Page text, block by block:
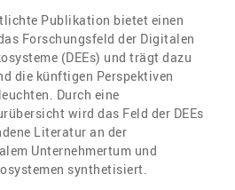
Publikation bietet einen
Forschungsfeld der Digitalen
(DEEs) und trägt dazu
die künftigen Perspektiven
Durch eine
wird das Feld der DEEs
Literatur an der
Unternehmertum und
synthetisiert.